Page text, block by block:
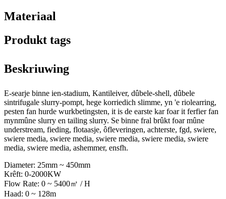
Materiaal
Produkt tags
Beskriuwing
E-searje binne ien-stadium, Kantileiver, dûbele-shell, dûbele
sintrifugale slurry-pompt, hege korriedich slimme, yn 'e riolearring,
pesten fan hurde wurkbetingsten, it is de earste kar foar it ferfier fan
mynmûne slurry en tailing slurry. Se binne fral brûkt foar mûne
understream, fieding, flotaasje, ôfleveringen, achterste, fgd, swiere,
swiere media, swiere media, swiere media, swiere media, swiere
media, swiere media, ashemmer, ensfh.
Diameter: 25mm ~ 450mm
Krêft: 0-2000KW
Flow Rate: 0 ~ 5400㎥ / H
Haad: 0 ~ 128m